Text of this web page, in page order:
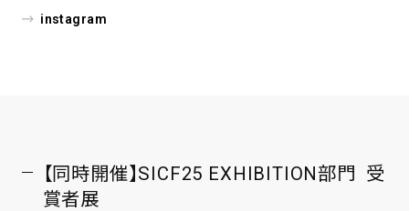
instagram
【同時開催】SICF25 EXHIBITION部門 受
賞者展